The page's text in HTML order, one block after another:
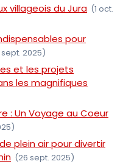
villageois du Jura (1 oct.
pour
2025)
et les projets
les magnifiques
: Un Voyage au Coeur
plein air pour divertir
(26 sept. 2025)